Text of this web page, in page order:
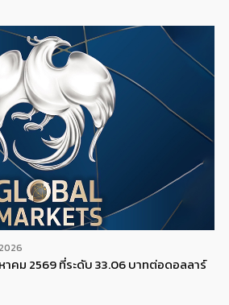
าคม 2569 ที่ระดับ 33.06 บาทต่อดอลลาร์